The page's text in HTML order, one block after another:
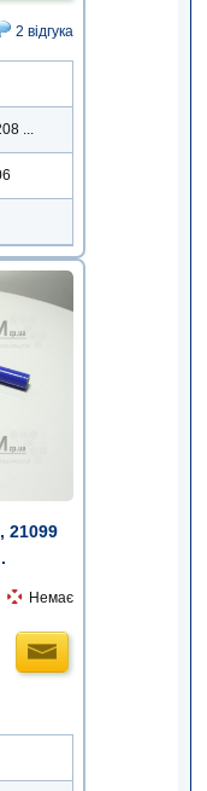
2 відгука
...
21099
Немає